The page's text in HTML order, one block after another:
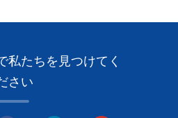
私たちを見つけてく
さい